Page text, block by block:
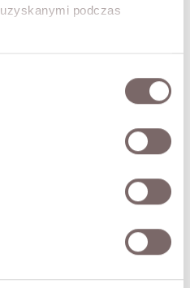
podczas
ties
is wearing a size M.
INFORMATION